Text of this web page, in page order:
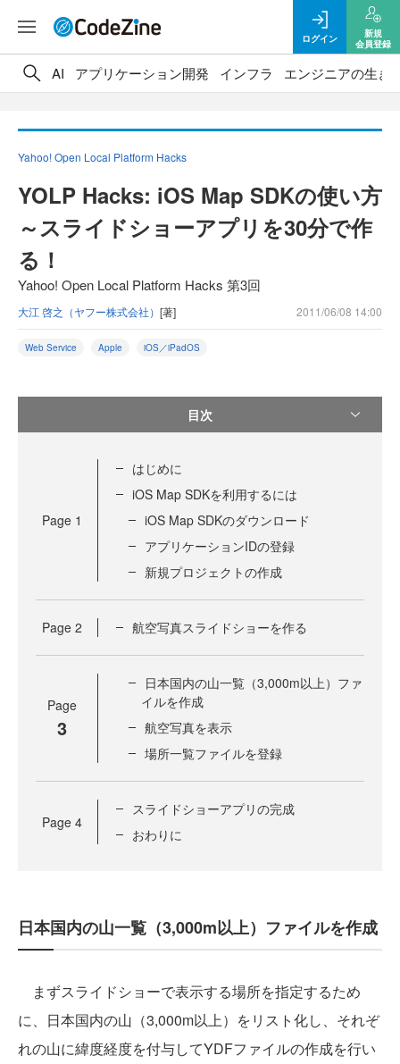
ログイン
新規
会員登録
AI アプリケーション開発 インフラ エンジニアの生き
Yahoo! Open Local Platform Hacks
YOLP Hacks: iOS Map SDKの使い方
～スライドショーアプリを30分で作
る！
Yahoo! Open Local Platform Hacks 第3回
大江 啓之（ヤフー株式会社） [著] 2011/06/08 14:00
Web Service Apple iOS／iPadOS
目次
Page 1
はじめに
iOS Map SDKを利用するには
iOS Map SDKのダウンロード
アプリケーションIDの登録
新規プロジェクトの作成
Page 2 航空写真スライドショーを作る
Page
3
日本国内の山一覧（3,000m以上）ファ
イルを作成
航空写真を表示
場所一覧ファイルを登録
Page 4
スライドショーアプリの完成
おわりに
日本国内の山一覧（3,000m以上）ファイルを作成
まずスライドショーで表示する場所を指定するため
に、日本国内の山（3,000m以上）をリスト化し、それぞ
れの山に緯度経度を付与してYDFファイルの作成を行い